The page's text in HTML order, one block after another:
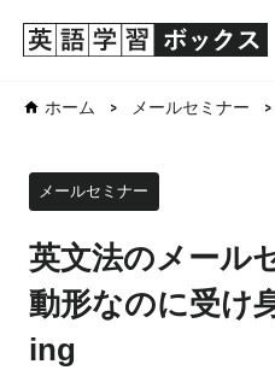
ホーム メールセミナー
英文法のメール
動形なのに受け
ing
メールセミナー